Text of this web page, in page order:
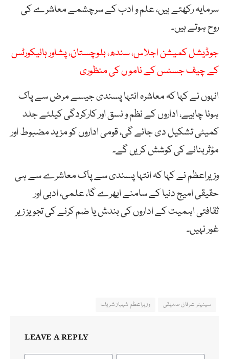
سرمایہ رکھتے ہیں، علم و ادب کے سرچشمے معاشرے کی
روح ہوتے ہیں۔
جوڈیشل کمیشن اجلاس، سندھ، بلوچستان، پشاور ہائیکورٹس
کے چیف جسٹس کے نامو ں کی منظوری
انہوں نے کہا کہ معاشرہ انتہا پسندی جیسے مرض سے پاک
ہونا چاہیے، اداروں کے نظم و نسق اور کارکردگی کیلئے جلد
کمیٹی تشکیل دی جائے گی، قومی اداروں کو مزید مضبوط اور
مؤثربنانے کی کوشش کریں گے۔
وزیراعظم نے کہا کہ انتہا پسندی سے پاک معاشرے سے ہی
حقیقی امیج دنیا کے سامنے ابھرے گا، علمی، ادبی اور
ثقافتی اہمیت کے اداروں کی بندش یا ضم کرنے کی تجویز زیر
غور نہیں۔
سینیٹر عرفان صدیقی وزیراعظم شہباز شریف
LEAVE A REPLY